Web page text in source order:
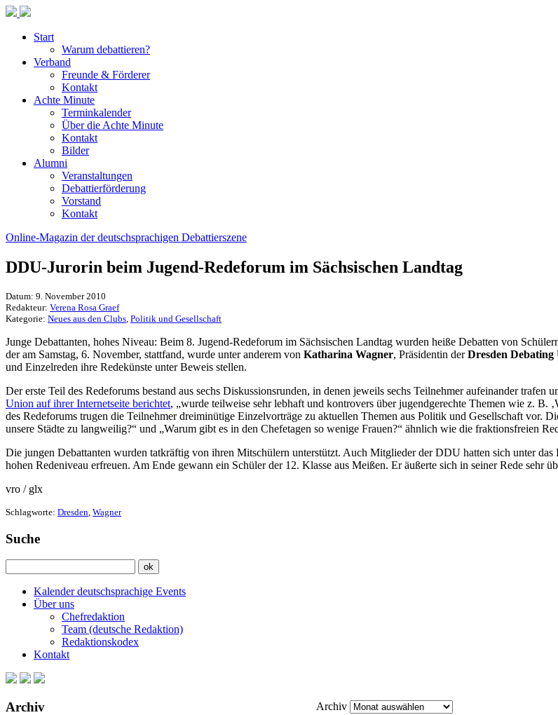
Start
Warum debattieren?
Verband
Freunde & Förderer
Kontakt
Achte Minute
Terminkalender
Über die Achte Minute
Kontakt
Bilder
Alumni
Veranstaltungen
Debattierförderung
Vorstand
Kontakt
Online-Magazin der deutschsprachigen Debattierszene
DDU-Jurorin beim Jugend-Redeforum im Sächsischen Landtag
Datum: 9. November 2010
Redakteur: Verena Rosa Graef
Kategorie: Neues aus den Clubs Politik und Gesellschaft
Junge Debattanten, hohes Niveau: Beim 8. Jugend-Redeforum im Sächsischen Landtag wurden heiße Debatten von
der am Samstag, 6. November, stattfand, wurde unter anderem von Katharina Wagner, Präsidentin derDresden Debating
und Einzelreden ihre Redekünste unter Beweis stellen.
Der erste Teil des Redeforums bestand aus sechs Diskussionsrunden, in denen jeweils sechs Teilnehmer aufeinander trafen
Union auf ihrer Internetseite berichtet, „wurde teilweise sehr lebhaft und kontrovers über jugendgerechte Themen wie z.
des Redeforums trugen die Teilnehmer dreiminütige Einzelvorträge zu aktuellen Themen aus Politik und Gesellschaft vor.
unsere Städte zu langweilig?“ und „Warum gibt es in den Chefetagen so wenige Frauen?“ ähnlich wie die fraktionsfreien
Die jungen Debattanten wurden tatkräftig von ihren Mitschülern unterstützt. Auch Mitglieder der DDU hatten sich unter
hohen Redeniveau erfreuen. Am Ende gewann ein Schüler der 12. Klasse aus Meißen. Er äußerte sich in seiner Rede sehr
vro / glx
Schlagworte: Dresden Wagner
Suche
Kalender deutschsprachige Events
Über uns
Chefredaktion
Team (deutsche Redaktion)
Redaktionskodex
Kontakt
Archiv Archiv